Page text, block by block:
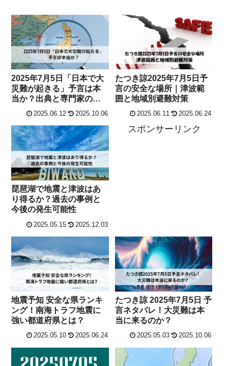
2025年7月5日「日本で大
災難が起きる」予言は本
当か？出典と専門家の最
新見解
2025.06.12 2025.10.06
たつき諒2025年7月5日予
言の安全な場所｜津波範
囲と地域別避難対策
2025.06.11 2025.06.24
琵琶湖で地震と津波はあ
り得るか？過去の事例と
今後の発生可能性
2025.05.15 2025.12.03
スポンサーリンク
地震予知 安全な県ランキ
ング！南海トラフ地震に
強い都道府県とは？
2025.05.10 2025.06.24
たつき諒 2025年7月5日 予
言ネタバレ！大災難は本
当に来るのか？
2025.05.03 2025.10.06